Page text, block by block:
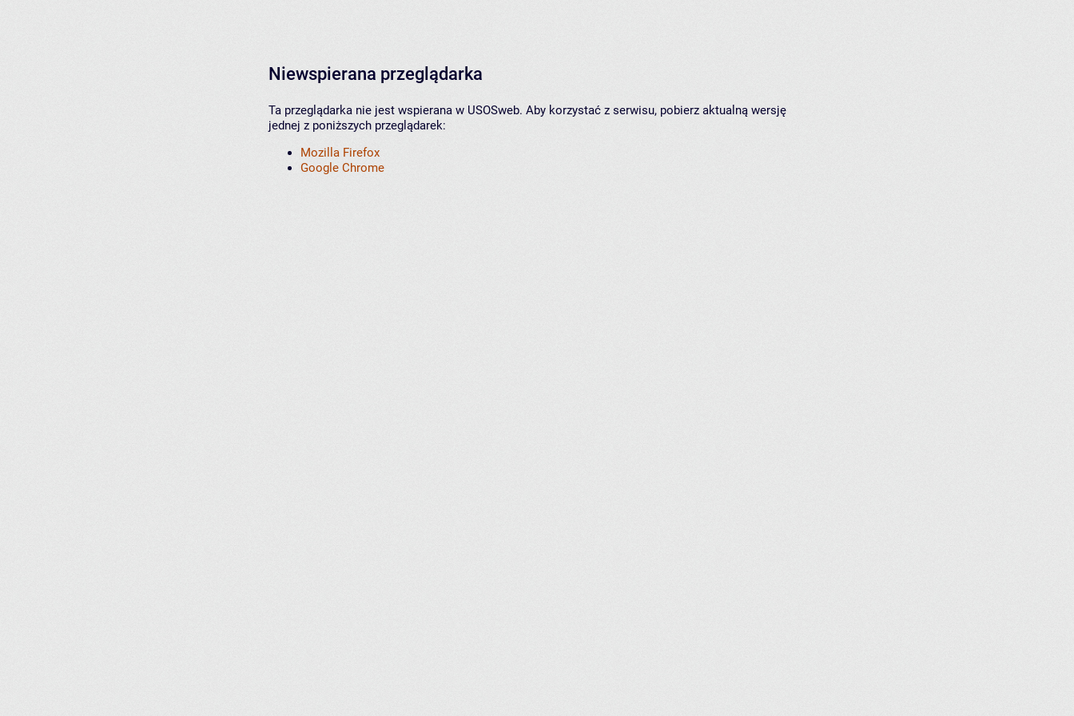
Niewspierana przeglądarka
Ta przeglądarka nie jest wspierana w USOSweb. Aby korzystać z serwisu, pobierz aktualną wersję
jednej z poniższych przeglądarek:
Mozilla Firefox
Google Chrome